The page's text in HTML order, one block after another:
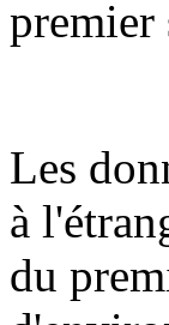
premier
Les
à
du